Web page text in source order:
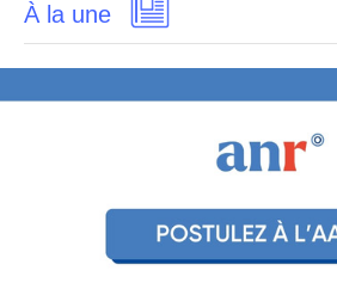
À la une